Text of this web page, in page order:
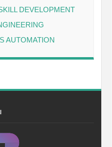
DEVELOPMENT
AUTOMATION